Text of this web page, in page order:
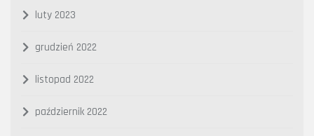
luty 2023
grudzień 2022
listopad 2022
październik 2022